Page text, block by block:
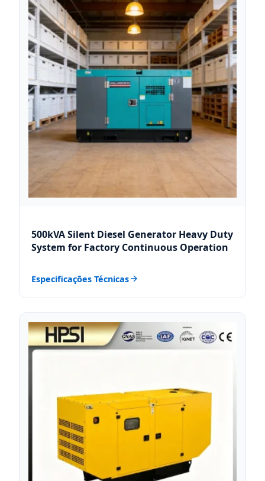
500kVA Silent Diesel Generator Heavy Duty
System for Factory Continuous Operation
Especificações Técnicas